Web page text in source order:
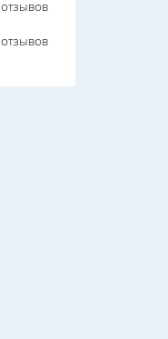
отзывов
отзывов